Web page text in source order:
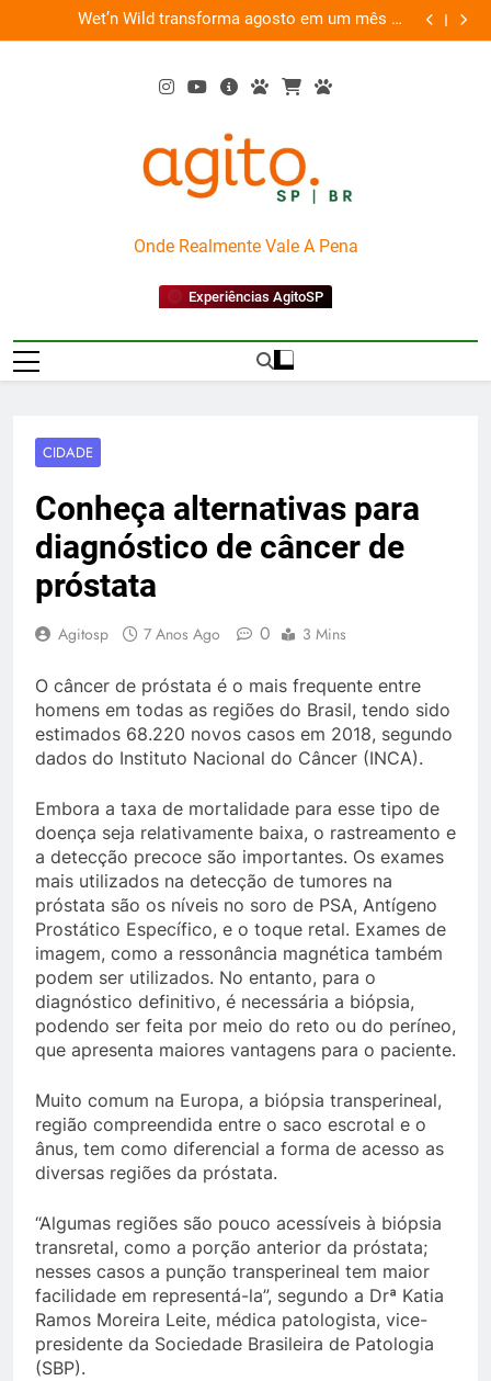
to
Wet’n Wild transforma agosto em um mês de
diversão e conexão
“Led
AgitoSP
Onde Realmente Vale A Pena
Experiências AgitoSP
CIDADE
Conheça alternativas para
diagnóstico de câncer de
próstata
Agitosp 7 Anos Ago 0 3 Mins
O câncer de próstata é o mais frequente entre
homens em todas as regiões do Brasil, tendo sido
estimados 68.220 novos casos em 2018, segundo
dados do Instituto Nacional do Câncer (INCA).
Embora a taxa de mortalidade para esse tipo de
doença seja relativamente baixa, o rastreamento e
a detecção precoce são importantes. Os exames
mais utilizados na detecção de tumores na
próstata são os níveis no soro de PSA, Antígeno
Prostático Específico, e o toque retal. Exames de
imagem, como a ressonância magnética também
podem ser utilizados. No entanto, para o
diagnóstico definitivo, é necessária a biópsia,
podendo ser feita por meio do reto ou do períneo,
que apresenta maiores vantagens para o paciente.
Muito comum na Europa, a biópsia transperineal,
região compreendida entre o saco escrotal e o
ânus, tem como diferencial a forma de acesso as
diversas regiões da próstata.
“Algumas regiões são pouco acessíveis à biópsia
transretal, como a porção anterior da próstata;
nesses casos a punção transperineal tem maior
facilidade em representá-la”, segundo a Drª Katia
Ramos Moreira Leite, médica patologista, vice-
presidente da Sociedade Brasileira de Patologia
(SBP).